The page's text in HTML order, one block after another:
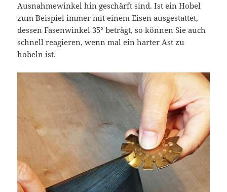
Ausnahmewinkel hin geschärft sind. Ist ein Hobel
zum Beispiel immer mit einem Eisen ausgestattet,
dessen Fasenwinkel 35° beträgt, so können Sie auch
schnell reagieren, wenn mal ein harter Ast zu
hobeln ist.